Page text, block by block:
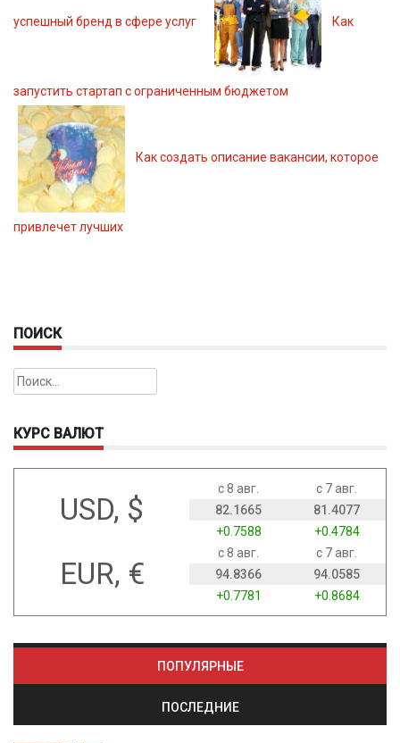
успешный бренд в сфере услуг Как
запустить стартап с ограниченным бюджетом
Как создать описание вакансии, которое
привлечет лучших
ПОИСК
Найти:
КУРС ВАЛЮТ
USD, $
с 8 авг.
с 7 авг.
82.1665
81.4077
+0.7588
+0.4784
EUR, €
с 8 авг.
с 7 авг.
94.8366
94.0585
+0.7781
+0.8684
ПОПУЛЯРНЫЕ
ПОСЛЕДНИЕ